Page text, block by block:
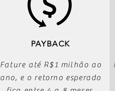
PAYBACK
Fature até R$1 milhão ao
ano, e o retorno esperado